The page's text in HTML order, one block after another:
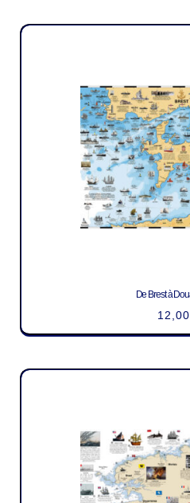
De Brest à
12,00